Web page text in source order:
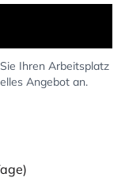
Ihren Arbeitsplatz
Angebot an.